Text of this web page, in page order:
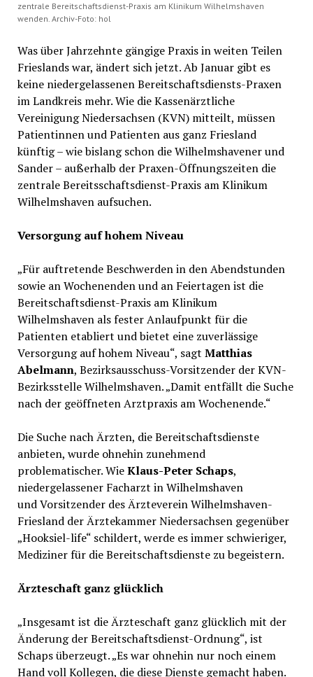
zentrale Bereitschaftsdienst-Praxis am Klinikum Wilhelmshaven
wenden. Archiv-Foto: hol
Was über Jahrzehnte gängige Praxis in weiten Teilen
Frieslands war, ändert sich jetzt. Ab Januar gibt es
keine niedergelassenen Bereitschaftsdiensts-Praxen
im Landkreis mehr. Wie die Kassenärztliche
Vereinigung Niedersachsen (KVN) mitteilt, müssen
Patientinnen und Patienten aus ganz Friesland
künftig – wie bislang schon die Wilhelmshavener und
Sander – außerhalb der Praxen-Öffnungszeiten die
zentrale Bereitsschaftsdienst-Praxis am Klinikum
Wilhelmshaven aufsuchen.
Versorgung auf hohem Niveau
„Für auftretende Beschwerden in den Abendstunden
sowie an Wochenenden und an Feiertagen ist die
Bereitschaftsdienst-Praxis am Klinikum
Wilhelmshaven als fester Anlaufpunkt für die
Patienten etabliert und bietet eine zuverlässige
Versorgung auf hohem Niveau“, sagt Matthias
Abelmann, Bezirksausschuss-Vorsitzender der KVN-
Bezirksstelle Wilhelmshaven. „Damit entfällt die Suche
nach der geöffneten Arztpraxis am Wochenende.“
Die Suche nach Ärzten, die Bereitschaftsdienste
anbieten, wurde ohnehin zunehmend
problematischer. WieKlaus-Peter Schaps,
niedergelassener Facharzt in Wilhelmshaven
und Vorsitzender des Ärzteverein Wilhelmshaven-
Friesland der Ärztekammer Niedersachsen gegenüber
„Hooksiel-life“ schildert, werde es immer schwieriger,
Mediziner für die Bereitschaftsdienste zu begeistern.
Ärzteschaft ganz glücklich
„Insgesamt ist die Ärzteschaft ganz glücklich mit der
Änderung der Bereitschaftsdienst-Ordnung“, ist
Schaps überzeugt. „Es war ohnehin nur noch einem
Hand voll Kollegen, die diese Dienste gemacht haben.